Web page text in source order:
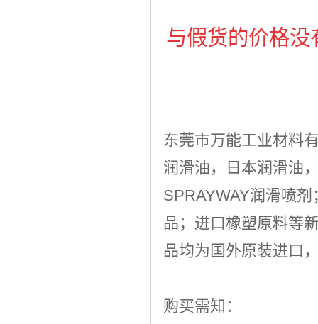
与假货的价格
东莞市万能工业材料
润滑油，日本润滑油
SPRAYWAY润滑喷
品；进口橡塑原料等
品均为国外原装进口
购买需知：